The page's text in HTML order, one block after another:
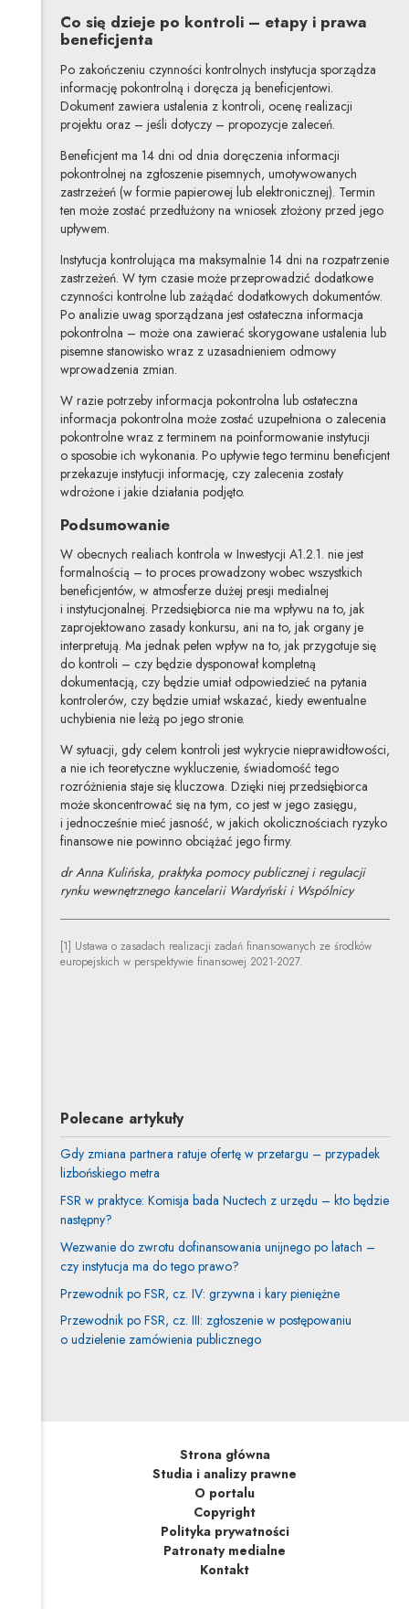
Co się dzieje po kontroli – etapy i prawa
beneficjenta
Po zakończeniu czynności kontrolnych instytucja sporządza
informację pokontrolną i doręcza ją beneficjentowi.
Dokument zawiera ustalenia z kontroli, ocenę realizacji
projektu oraz – jeśli dotyczy – propozycje zaleceń.
Beneficjent ma 14 dni od dnia doręczenia informacji
pokontrolnej na zgłoszenie pisemnych, umotywowanych
zastrzeżeń (w formie papierowej lub elektronicznej). Termin
ten może zostać przedłużony na wniosek złożony przed jego
upływem.
Instytucja kontrolująca ma maksymalnie 14 dni na rozpatrzenie
zastrzeżeń. W tym czasie może przeprowadzić dodatkowe
czynności kontrolne lub zażądać dodatkowych dokumentów.
Po analizie uwag sporządzana jest ostateczna informacja
pokontrolna – może ona zawierać skorygowane ustalenia lub
pisemne stanowisko wraz z uzasadnieniem odmowy
wprowadzenia zmian.
W razie potrzeby informacja pokontrolna lub ostateczna
informacja pokontrolna może zostać uzupełniona o zalecenia
pokontrolne wraz z terminem na poinformowanie instytucji
o sposobie ich wykonania. Po upływie tego terminu beneficjent
przekazuje instytucji informację, czy zalecenia zostały
wdrożone i jakie działania podjęto.
Podsumowanie
W obecnych realiach kontrola w Inwestycji A1.2.1. nie jest
formalnością – to proces prowadzony wobec wszystkich
beneficjentów, w atmosferze dużej presji medialnej
i instytucjonalnej. Przedsiębiorca nie ma wpływu na to, jak
zaprojektowano zasady konkursu, ani na to, jak organy je
interpretują. Ma jednak pełen wpływ na to, jak przygotuje się
do kontroli – czy będzie dysponował kompletną
dokumentacją, czy będzie umiał odpowiedzieć na pytania
kontrolerów, czy będzie umiał wskazać, kiedy ewentualne
uchybienia nie leżą po jego stronie.
W sytuacji, gdy celem kontroli jest wykrycie nieprawidłowości,
a nie ich teoretyczne wykluczenie, świadomość tego
rozróżnienia staje się kluczowa. Dzięki niej przedsiębiorca
może skoncentrować się na tym, co jest w jego zasięgu,
i jednocześnie mieć jasność, w jakich okolicznościach ryzyko
finansowe nie powinno obciążać jego firmy.
dr Anna Kulińska, praktyka pomocy publicznej i regulacji
rynku wewnętrznego kancelarii Wardyński i Wspólnicy
[1] Ustawa o zasadach realizacji zadań finansowanych ze środków
europejskich w perspektywie finansowej 2021-2027.
Polecane artykuły
Gdy zmiana partnera ratuje ofertę w przetargu – przypadek
lizbońskiego metra
FSR w praktyce: Komisja bada Nuctech z urzędu – kto będzie
następny?
Wezwanie do zwrotu dofinansowania unijnego po latach –
czy instytucja ma do tego prawo?
Przewodnik po FSR, cz. IV: grzywna i kary pieniężne
Przewodnik po FSR, cz. III: zgłoszenie w postępowaniu
o udzielenie zamówienia publicznego
Strona główna
Studia i analizy prawne
O portalu
Copyright
Polityka prywatności
Patronaty medialne
Kontakt